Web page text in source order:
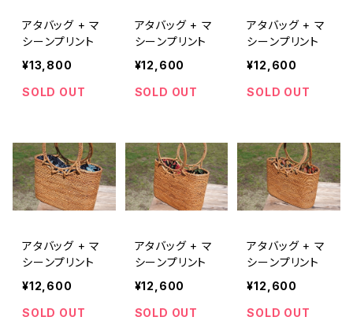
アタバッグ + マ
シーンプリント
¥13,800
SOLD OUT
アタバッグ + マ
シーンプリント
¥12,600
SOLD OUT
アタバッグ + マ
シーンプリント
¥12,600
SOLD OUT
アタバッグ + マ
シーンプリント
¥12,600
SOLD OUT
アタバッグ + マ
シーンプリント
¥12,600
SOLD OUT
アタバッグ + マ
シーンプリント
¥12,600
SOLD OUT